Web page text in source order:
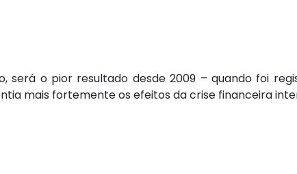
o pior resultado desde 2009 – quando foi
mais fortemente os efeitos da crise financeira